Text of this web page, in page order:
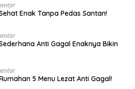
Enak Tanpa Pedas Santan!
Anti Gagal Enaknya Bikin
5 Menu Lezat Anti Gagal!